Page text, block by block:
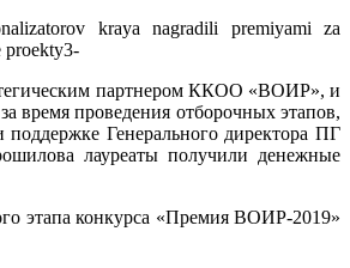
партнером ККОО «ВОИР», и
время проведения отборочных этапов,
Генерального директора ПГ
лауреаты получили денежные
этапа конкурса «Премия ВОИР-2019»